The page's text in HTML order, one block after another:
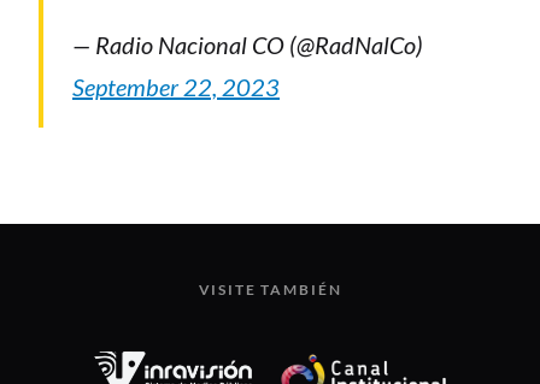
— Radio Nacional CO (@RadNalCo)
September 22, 2023
VISITE TAMBIÉN